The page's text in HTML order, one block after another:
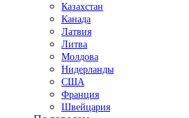
Казахстан
Канада
Латвия
Литва
Молдова
Нидерланды
США
Франция
Швейцария